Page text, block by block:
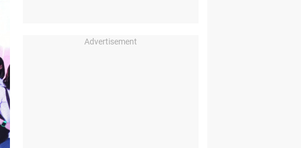
Advertisement